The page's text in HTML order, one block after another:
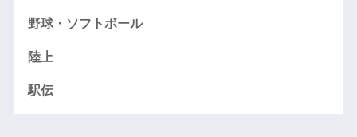
野球・ソフトボール
陸上
駅伝